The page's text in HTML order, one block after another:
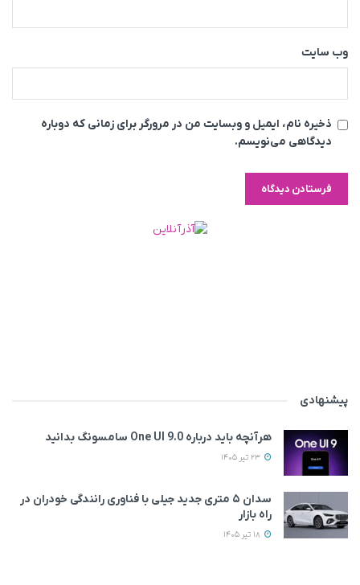
وب‌ سایت
ذخیره نام، ایمیل و وبسایت من در مرورگر برای زمانی که دوباره
دیدگاهی می‌نویسم.
پیشنهادی
هرآنچه باید درباره One UI 9.0 سامسونگ بدانید
سدان ۵ متری جدید جیلی با فناوری رانندگی خودران در
راه بازار